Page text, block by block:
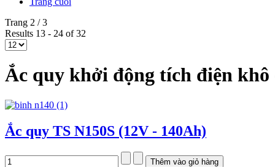
Trang 2 / 3
Results 13 - 24 of 32
Ắc quy khởi động tích điện
Ắc quy TS N150S (12V - 140Ah)